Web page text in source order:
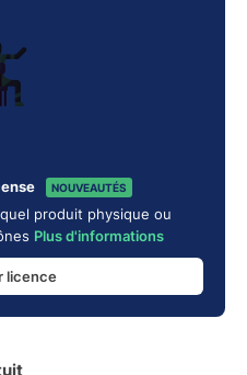
NOUVEAUTÉS
produit physique ou
Plus d'informations
licence